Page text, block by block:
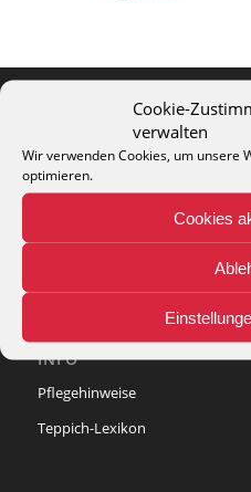
Cookie-
verwalten
Wir verwenden Cookies, um unsere
optimieren.
Cookies
THEO KELLER GMBH
Lohackerstr. 30
44867 Bochum
phone: + 49 (2327) 3083 - 20
INFO
Pflegehinweise
Teppich-Lexikon